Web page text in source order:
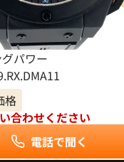
パワー
格
合わせください
電話で聞く